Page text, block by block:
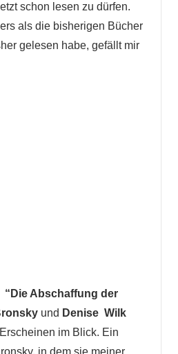
schon lesen zu dürfen.
als die bisherigen Bücher
gelesen habe, gefällt mir
“Die Abschaffung der
und Denise Wilk
im Blick. Ein